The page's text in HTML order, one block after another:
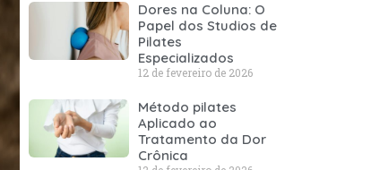
Dores na Coluna: O
Papel dos Studios de
Pilates
Especializados
12 de fevereiro de 2026
Método pilates
Aplicado ao
Tratamento da Dor
Crônica